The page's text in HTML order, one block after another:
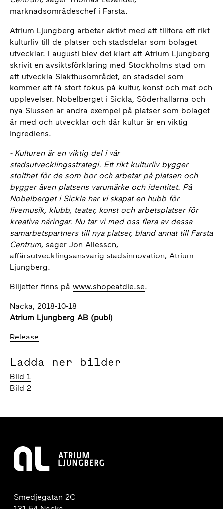
marknadsområdeschef i Farsta.
Atrium Ljungberg arbetar aktivt med att tillföra ett rikt
kulturliv till de platser och stadsdelar som bolaget
utvecklar. I augusti blev det klart att Atrium Ljungberg
skrivit en avsiktsförklaring med Stockholms stad om
att utveckla Slakthusområdet, en stadsdel som
kommer att få stort fokus på kultur, konst och mat och
upplevelser. Nobelberget i Sickla, Söderhallarna och
nya Slussen är andra exempel på platser som bolaget
är med och utvecklar och där kultur är en viktig
ingrediens.
- Kulturen är en viktig del i vår
stadsutvecklingsstrategi. Ett rikt kulturliv bygger
stolthet för de som bor och arbetar på platsen och
bygger även platsens varumärke och identitet. På
Nobelberget i Sickla har vi skapat en hubb för
livemusik, klubb, teater, konst och arbetsplatser för
kreativa näringar. Nu tar vi med oss flera av dessa
samarbetspartners till nya platser, bland annat till Farsta
Centrum, säger Jon Allesson,
affärsutvecklingsansvarig stadsinnovation, Atrium
Ljungberg.
Biljetter finns på www.shopeatdie.se.
Nacka, 2018-10-18
Atrium Ljungberg AB (publ)
Release
Ladda ner bilder
Bild 1
Bild 2
Smedjegatan 2C